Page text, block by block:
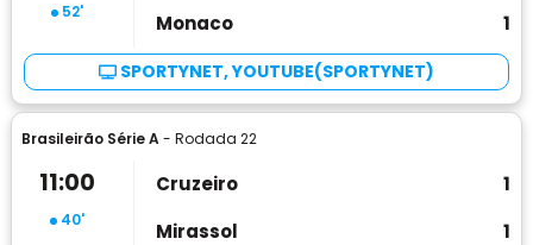
52'
Monaco
1
SPORTYNET, YOUTUBE(SPORTYNET)
Brasileirão Série A- Rodada 22
11:00
40'
Cruzeiro
1
Mirassol
1